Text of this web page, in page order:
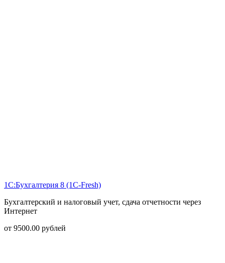
1С:Бухгалтерия 8 (1С-Fresh)
Бухгалтерский и налоговый учет, сдача отчетности через
Интернет
от 9500.00 рублей